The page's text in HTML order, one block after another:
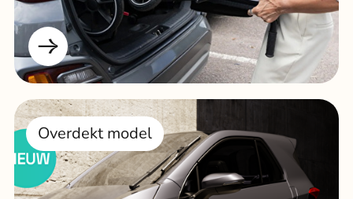
Overdekt model